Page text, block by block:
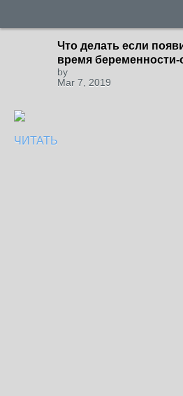
Что делать если
время беременности-
by
Mar 7, 2019
ЧИТАТЬ